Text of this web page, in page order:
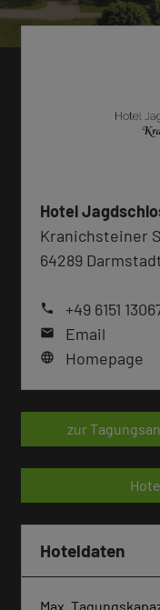
Hotel
Kranichsteiner
64289
phone +49 6151
mail Email
language Homepage
zur
Hoteldaten
Max.